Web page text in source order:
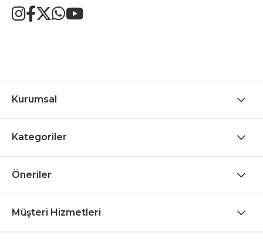
Kurumsal
Kategoriler
Öneriler
Müşteri Hizmetleri